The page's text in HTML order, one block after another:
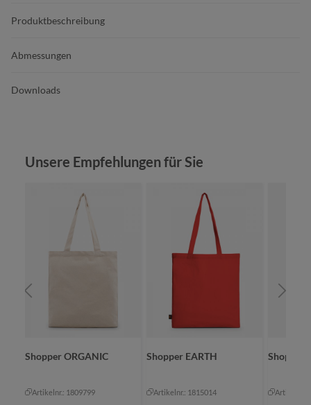
Produktbeschreibung
Abmessungen
Downloads
Produktgalerie überspringen
Unsere Empfehlungen für Sie
Shopper ORGANIC
Artikelnr.: 1809799
Shopper EARTH
Artikelnr.: 1815014
Shopper
Artikelnr.: